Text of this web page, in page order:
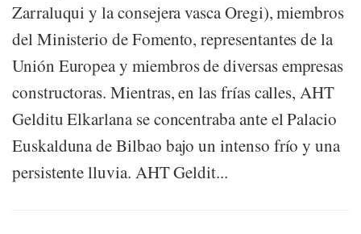
Zarraluqui y la consejera vasca Oregi), miembros
del Ministerio de Fomento, representantes de la
Unión Europea y miembros de diversas empresas
constructoras. Mientras, en las frías calles, AHT
Gelditu Elkarlana se concentraba ante el Palacio
Euskalduna de Bilbao bajo un intenso frío y una
persistente lluvia. AHT Geldit...